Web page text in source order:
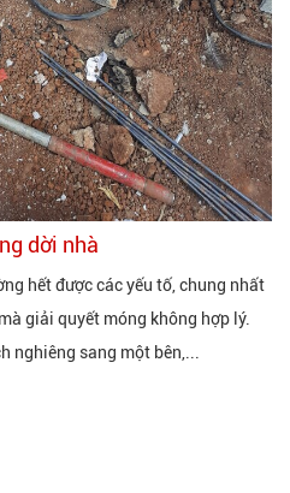
dời nhà
hết được các yếu tố, chung nhất
giải quyết móng không hợp lý.
nghiêng sang một bên,...